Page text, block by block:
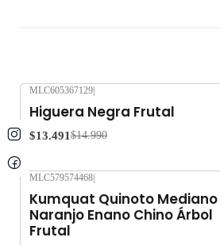
MLC605367129
Higuera Negra Frutal
$13.491 $14.990
MLC579574468|
Kumquat Quinoto Mediano
Naranjo Enano Chino Árbol
Frutal